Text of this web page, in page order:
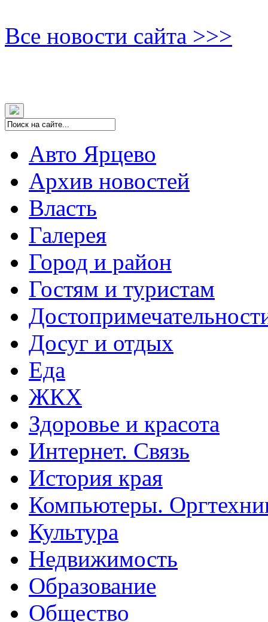
Все новости сайта >>>
Авто Ярцево
Архив новостей
Власть
Галерея
Город и район
Гостям и туристам
Досуг и отдых
Еда
ЖКХ
Здоровье и красота
Интернет. Связь
История края
Компьютеры.
Культура
Недвижимость
Образование
Общество